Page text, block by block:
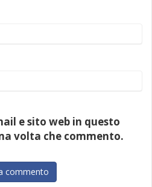
e sito web in questo
volta che commento.